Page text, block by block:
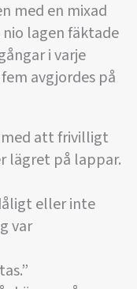
med en mixad
lagen fäktade
i varje
avgjordes på
att frivilligt
lägret på lappar.
eller inte
var